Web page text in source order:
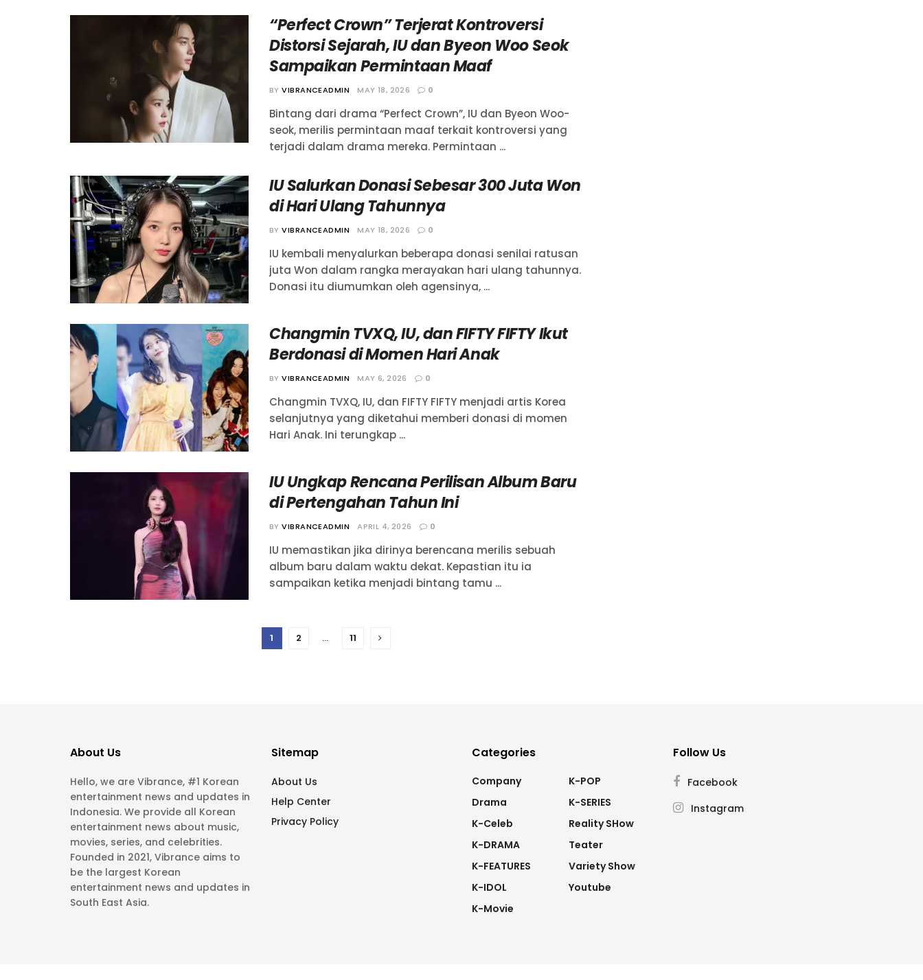
“Perfect Crown” Terjerat Kontroversi
Distorsi Sejarah, IU dan Byeon Woo Seok
Sampaikan Permintaan Maaf
BY VIBRANCEADMIN MAY 18, 2026 0
Bintang dari drama “Perfect Crown”, IU dan Byeon Woo-
seok, merilis permintaan maaf terkait kontroversi yang
terjadi dalam drama mereka. Permintaan ...
IU Salurkan Donasi Sebesar 300 Juta Won
di Hari Ulang Tahunnya
BY VIBRANCEADMIN MAY 18, 2026 0
IU kembali menyalurkan beberapa donasi senilai ratusan
juta Won dalam rangka merayakan hari ulang tahunnya.
Donasi itu diumumkan oleh agensinya, ...
Changmin TVXQ, IU, dan FIFTY FIFTY Ikut
Berdonasi di Momen Hari Anak
BY VIBRANCEADMIN MAY 6, 2026 0
Changmin TVXQ, IU, dan FIFTY FIFTY menjadi artis Korea
selanjutnya yang diketahui memberi donasi di momen
Hari Anak. Ini terungkap ...
IU Ungkap Rencana Perilisan Album Baru
di Pertengahan Tahun Ini
BY VIBRANCEADMIN APRIL 4, 2026 0
IU memastikan jika dirinya berencana merilis sebuah
album baru dalam waktu dekat. Kepastian itu ia
sampaikan ketika menjadi bintang tamu ...
1 2 … 11
About Us
Hello, we are Vibrance, #1 Korean
entertainment news and updates in
Indonesia. We provide all Korean
entertainment news about music,
movies, series, and celebrities.
Founded in 2021, Vibrance aims to
be the largest Korean
entertainment news and updates in
South East Asia.
Sitemap
About Us
Help Center
Privacy Policy
Categories
Company
Drama
K-Celeb
K-DRAMA
K-FEATURES
K-IDOL
K-Movie
K-POP
K-SERIES
Reality SHow
Teater
Variety Show
Youtube
Follow Us
Facebook
Instagram